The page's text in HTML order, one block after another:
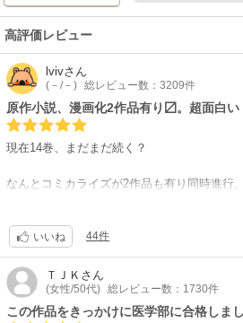
東宝
公開日】
2026年12月11日
高評価レビュー
lvivさん
(－/－) 総レビュー数：3209件
原作小説、漫画化2作品有り〼。超面白い
現在14巻、まだまだ続く？
なんとコミカライズが2作品も有り同時進行
ー。
漫画は作画家さんが違うので多少の差はある
しのとうこさんのキャラデザインは3作品と
にはどちらを読んでも雰囲気は同じ。
いいね 44件
ＴＪＫ さん
(女性/50代) 総レビュー数：1730件
この作品をきっかけに医学部に合格しま